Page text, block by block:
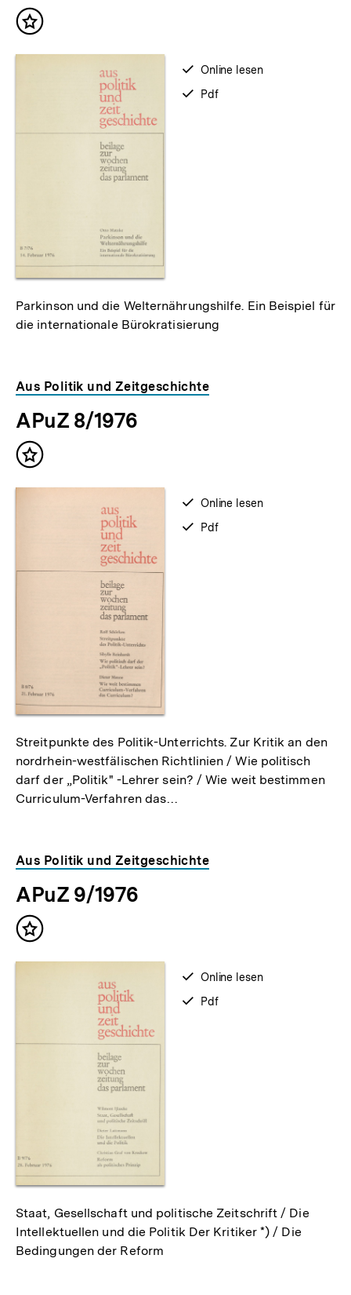
Inhalt
verfügbar
Online lesen
verfügbar
Pdf
Parkinson und die Welternährungshilfe. Ein Beispiel für
die internationale Bürokratisierung
Aus Politik und Zeitgeschichte
APuZ 8/1976
Inhalt
verfügbar
Online lesen
verfügbar
Pdf
Streitpunkte des Politik-Unterrichts. Zur Kritik an den
nordrhein-westfälischen Richtlinien / Wie politisch
darf der „Politik" -Lehrer sein? / Wie weit bestimmen
Curriculum-Verfahren das…
Aus Politik und Zeitgeschichte
APuZ 9/1976
Inhalt
verfügbar
Online lesen
verfügbar
Pdf
Staat, Gesellschaft und politische Zeitschrift / Die
Intellektuellen und die Politik Der Kritiker *) / Die
Bedingungen der Reform